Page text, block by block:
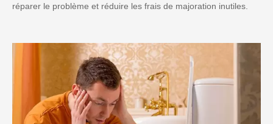
réparer le problème et réduire les frais de majoration inutiles.